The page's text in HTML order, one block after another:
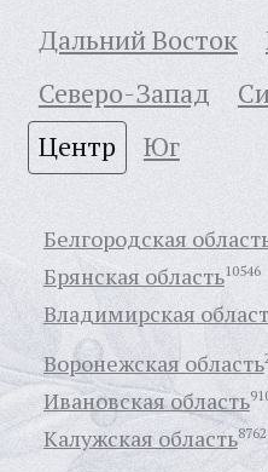
Дальний Восток
Северо-Запад
Центр
Юг
Белгородская
Брянская область10546
Владимирская
Воронежская область
Ивановская область
Калужская область8762